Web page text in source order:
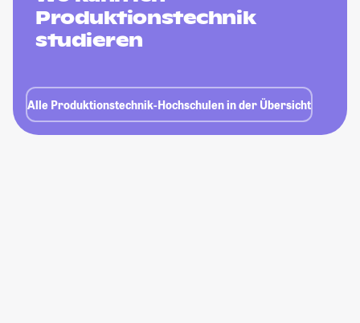
Produktionstechnik
studieren
Alle Produktionstechnik-Hochschulen in der Übersicht